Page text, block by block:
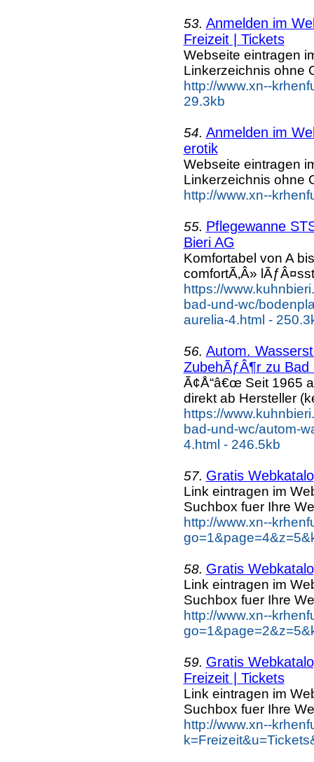
53. Anmelden im
Freizeit | Tickets
Webseite eintragen
Linkerzeichnis ohne
http://www.xn--
29.3kb
54. Anmelden im
erotik
Webseite eintragen
Linkerzeichnis ohne
http://www.xn--
55. Pflegewanne
Bieri AG
Komfortabel von A
comfortÃ‚Â»
https://
bad-und-wc/
aurelia-4.html -
56. Autom.
ZubehÃƒÂ¶r zu Bad
Ã¢Å“â€œ Seit 1965
direkt ab Hersteller
https://
bad-und-wc/autom-
4.html - 246.5kb
57. Gratis
Link eintragen im
Suchbox fuer Ihre
http://www.xn--
58. Gratis
Link eintragen im
Suchbox fuer Ihre
http://www.xn--
59. Gratis
Freizeit | Tickets
Link eintragen im
Suchbox fuer Ihre
http://www.xn--